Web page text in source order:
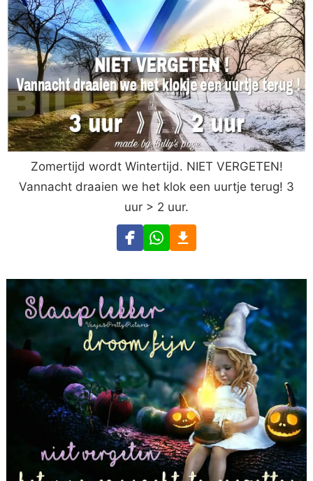
Zomertijd wordt Wintertijd. NIET VERGETEN!
Vannacht draaien we het klok een uurtje terug! 3
uur > 2 uur.